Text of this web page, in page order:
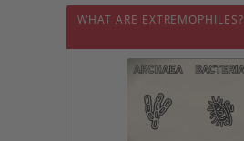
WHAT ARE EXTREMOPHILES?